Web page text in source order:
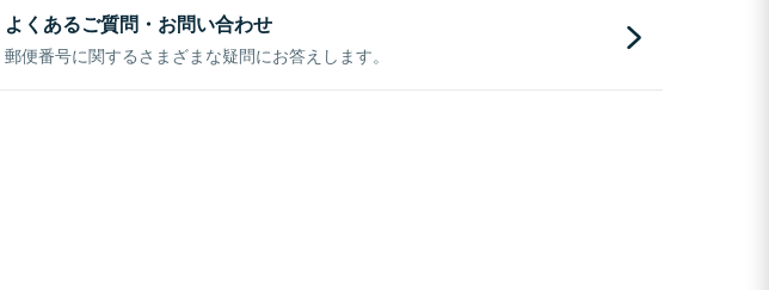
よくあるご質問・お問い合わせ
郵便番号に関するさまざまな疑問にお答えします。